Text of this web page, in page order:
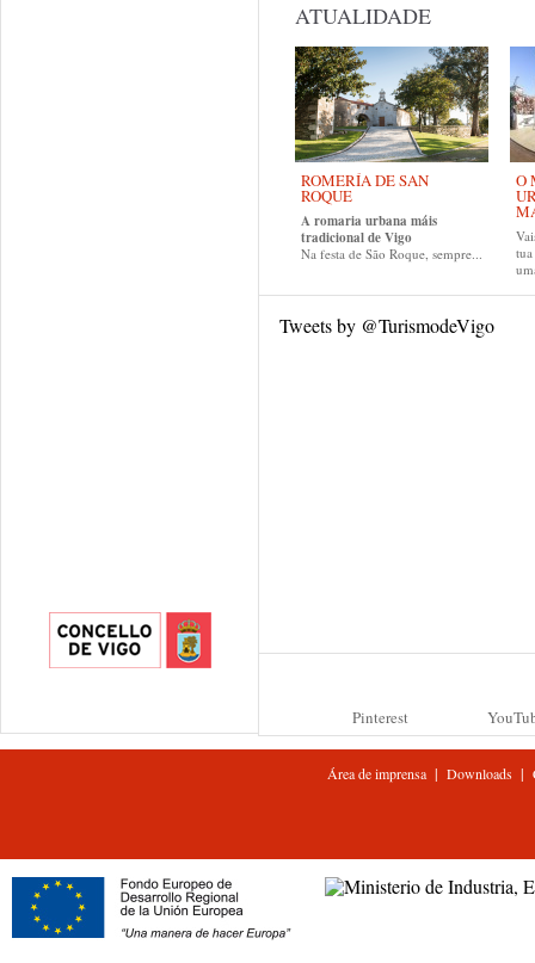
ATUALIDADE
ROMERÍA DE SAN
ROQUE
A romaria urbana máis
tradicional de Vigo
Na festa de São Roque, sempre...
O
Tweets by @TurismodeVigo
Pinterest
Área de imprensa| Downloads|